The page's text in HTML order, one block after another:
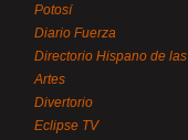
Potosí
Diario Fuerza
Directorio Hispano de las
Artes
Divertorio
Eclipse TV